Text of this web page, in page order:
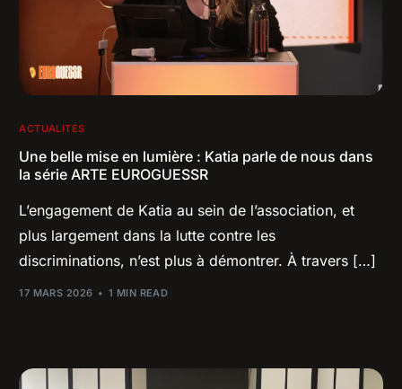
ACTUALITÉS
Une belle mise en lumière : Katia parle de nous dans
la série ARTE EUROGUESSR
L’engagement de Katia au sein de l’association, et
plus largement dans la lutte contre les
discriminations, n’est plus à démontrer. À travers […]
17 MARS 2026 1 MIN READ